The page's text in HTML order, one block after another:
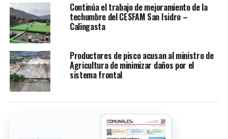
Continúa el trabajo de mejoramiento de la
techumbre del CESFAM San Isidro –
Calingasta
Productores de pisco acusan al ministro de
Agricultura de minimizar daños por el
sistema frontal